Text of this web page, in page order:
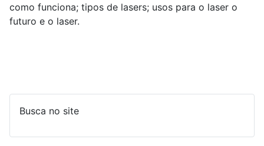
como funciona; tipos de lasers; usos para o laser o
futuro e o laser.
Busca no site